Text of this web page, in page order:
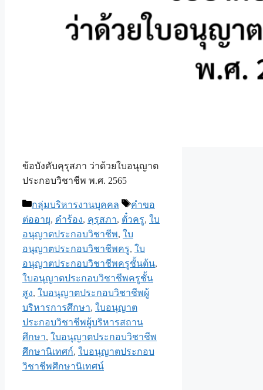
ข้อบังคับคุรุสภา ว่าด้วยใบอนุญาต
ประกอบวิชาชีพ พ.ศ. 2565
Categories
กลุ่มบริหารงานบุคคล Tags
คำขอ
ต่ออายุ, คำร้อง, คุรุสภา, ตั๋วครู, ใบ
อนุญาตประกอบวิชาชีพ, ใบ
อนุญาตประกอบวิชาชีพครู, ใบ
อนุญาตประกอบวิชาชีพครูชั้นต้น,
ใบอนุญาตประกอบวิชาชีพครูชั้น
สูง, ใบอนุญาตประกอบวิชาชีพผู้
บริหารการศึกษา, ใบอนุญาต
ประกอบวิชาชีพผู้บริหารสถาน
ศึกษา, ใบอนุญาตประกอบวิชาชีพ
ศึกษานิเทศก์, ใบอนุญาตประกอบ
วิชาชีพศึกษานิเทศน์